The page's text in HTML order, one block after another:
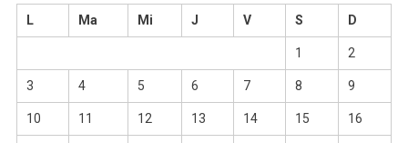
L
Ma Mi J V S D
1 2
3 4 5 6 7 8 9
10 11 12 13 14 15 16